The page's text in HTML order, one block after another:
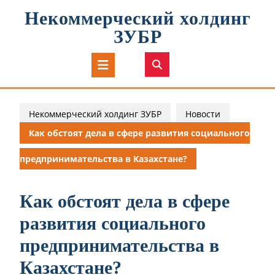
Некоммерческий холдинг
ЗУБР
Кнопка
Открыть
Некоммерческий холдинг ЗУБР
Новости
Как обстоят дела в сфере развития социального
предпринимательства в Казахстане?
Как обстоят дела в сфере
развития социального
предпринимательства в
Казахстане?